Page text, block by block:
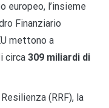
europeo, l’insieme
Finanziario
mettono a
circa 309 miliardi di
(RRF), la